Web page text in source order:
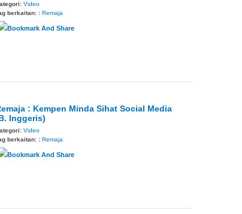
Video
berkaitan: : Remaja
: Kempen Minda Sihat Social Media
Inggeris)
Video
berkaitan: : Remaja